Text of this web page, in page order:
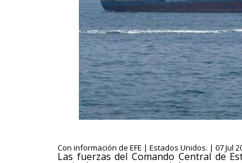
Con información de EFE | Estados Unidos. | 07 Jul
Las fuerzas del Comando Central de